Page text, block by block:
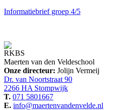
Informatiebrief groep 4/5
RKBS
Maerten van den Veldeschool
Onze directeur: Jolijn Vermeij
Dr. van Noortstraat 90
2266 HA Stompwijk
T. 071 5801667
E. info@maertenvandenvelde.nl